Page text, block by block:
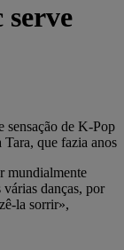
sensação de K-Pop
que fazia anos
mundialmente
várias danças, por
la sorrir»,